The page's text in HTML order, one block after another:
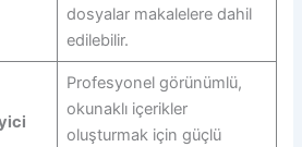
dosyalar makalelere dahil
edilebilir.
Profesyonel görünümlü,
okunaklı içerikler
oluşturmak için güçlü